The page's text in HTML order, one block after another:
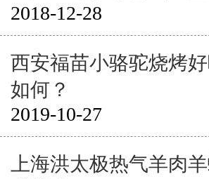
2018-12-28
西安福苗小骆驼烧烤
如何？
2019-10-27
上海洪太极热气羊肉